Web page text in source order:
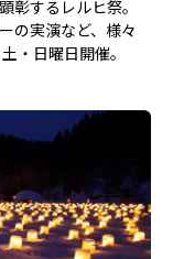
彰するレルヒ祭。
の実演など、様々
・日曜日開催。